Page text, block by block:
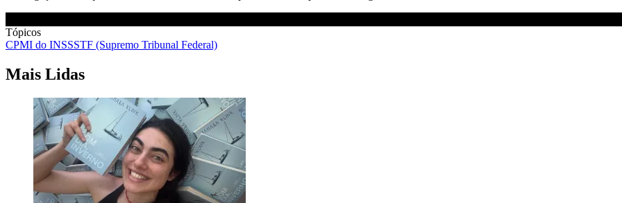
Tópicos
CPMI do INSSSTF (Supremo Tribunal Federal)
Mais Lidas